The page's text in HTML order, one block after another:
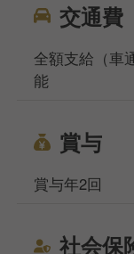
交通費
全額支給（車
能
賞与
賞与年2回
社会保